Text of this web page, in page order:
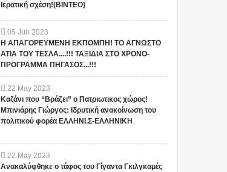
Ιερατική σχέση!(ΒΙΝΤΕΟ)
05 Jun 2023
Η ΑΠΑΓΟΡΕΥΜΕΝΗ ΕΚΠΟΜΠΗ! ΤΟ ΑΓΝΩΣΤΟ
ΑΤΙΑ ΤΟΥ ΤΕΣΛΑ....!!! ΤΑΞΙΔΙΑ ΣΤΟ ΧΡΟΝΟ-
ΠΡΟΓΡΑΜΜΑ ΠΗΓΑΣΟΣ...!!!
22 May 2023
Καζάνι που “Βράζει” ο Πατριωτικος χώρος!
Μπινιάρης Γιώργος: Ιδρυτική ανακοίνωση του
πολιτικού φορέα ΕΛΛΗΝΙ.Σ-ΕΛΛΗΝΙΚΗ
22 May 2023
Ανακαλύφθηκε ο τάφος του Γίγαντα Γκιλγκαμές